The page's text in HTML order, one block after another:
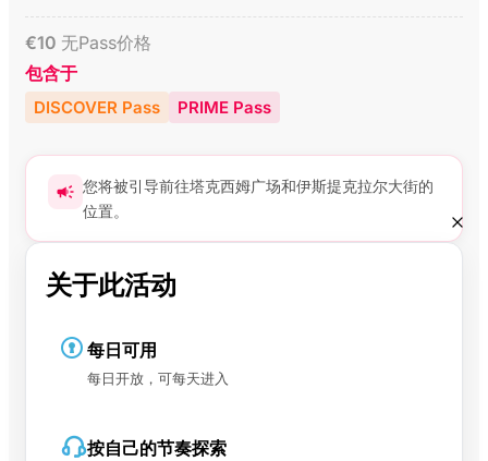
€10 无Pass价格
包含于
DISCOVER Pass PRIME Pass
您将被引导前往塔克西姆广场和伊斯提克拉尔大街的
位置。
关于此活动
每日可用
每日开放，可每天进入
按自己的节奏探索